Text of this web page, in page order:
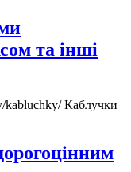
та інші
kabluchky/Каблучки